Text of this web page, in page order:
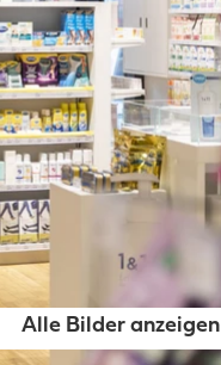
Alle Bilder anzeigen